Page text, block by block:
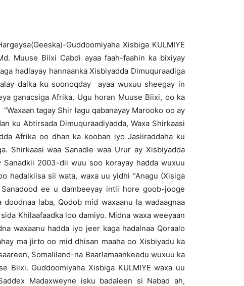
argeysa(Geeska)-Guddoomiyaha Xisbiga KULMIYE
Muuse Biixi Cabdi ayaa faah-faahin ka bixiyay
hadlayay hannaanka Xisbiyadda Dimuquraadiga
dalka ku soonoqday ayaa wuxuu sheegay in
ganacsiga Afrika. Ugu horan Muuse Biixi, oo ka
tagay Shir lagu qabanayay Marooko oo ay
ku Abtirsada Dimuquraadiyadda, Waxa Shirkaasi
Afrika oo dhan ka kooban iyo Jasiiraddaha ku
Shirkaasi waa Sanadle waa Urur ay Xisbiyadda
2003-dii wuu soo korayay hadda wuxuu
hadalkiisa sii wata, waxa uu yidhi “Anagu (Xisiga
ee u dambeeyay intii hore goob-jooge
laba, Qodob mid waxaanu la wadaagnaa
Khilaafaadka loo damiyo. Midna waxa weeyaan
waxaanu hadda iyo jeer kaga hadalnaa Qoraalo
ma jirto oo mid dhisan maaha oo Xisbiyadu ka
Somaliland-na Baarlamaankeedu wuxuu ka
Biixi. Guddoomiyaha Xisbiga KULMIYE waxa uu
Madaxweyne isku badaleen si Nabad ah,